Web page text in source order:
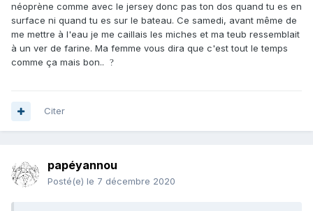
néoprène comme avec le jersey donc pas ton dos quand tu es en
surface ni quand tu es sur le bateau. Ce samedi, avant même de
me mettre à l'eau je me caillais les miches et ma teub ressemblait
à un ver de farine. Ma femme vous dira que c'est tout le temps
comme ça mais bon.. ?
Citer
papéyannou
Posté(e) le 7 décembre 2020